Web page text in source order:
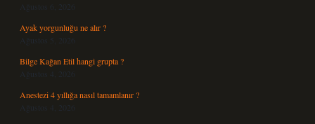
Ağustos 6, 2026
Ayak yorgunluğu ne alır ?
Ağustos 5, 2026
Bilge Kağan Etil hangi grupta ?
Ağustos 4, 2026
Anestezi 4 yıllığa nasıl tamamlanır ?
Ağustos 4, 2026